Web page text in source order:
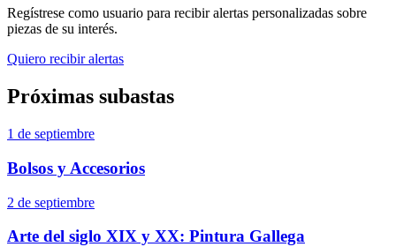
Regístrese como usuario para recibir alertas personalizadas sobre
piezas de su interés.
Quiero recibir alertas
Próximas subastas
1 de septiembre
Bolsos y Accesorios
2 de septiembre
Arte del siglo XIX y XX: Pintura Gallega